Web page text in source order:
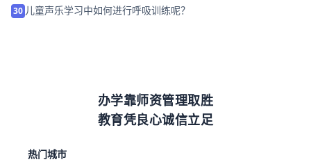
30 儿童声乐学习中如何进行呼吸训练呢？
办学靠师资管理取胜
教育凭良心诚信立足
热门城市